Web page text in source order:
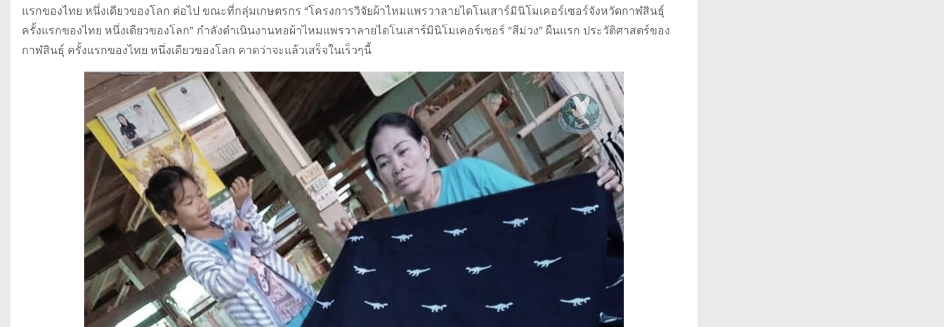
แรกของไทย หนึ่งเดียวของโลก ต่อไป ขณะที่กลุ่มเกษตรกร “โครงการวิจัยผ้าไหมแพรวาลายไดโนเสาร์มินิโมเคอร์เซอร์จังหวัดกาฬสินธุ์
ครั้งแรกของไทย หนึ่งเดียวของโลก” กำลังดำเนินงานทอผ้าไหมแพรวาลายไดโนเสาร์มินิโมเคอร์เซอร์ “สีม่วง” ผืนแรก ประวัติศาสตร์ของ
กาฬสินธุ์ ครั้งแรกของไทย หนึ่งเดียวของโลก คาดว่าจะแล้วเสร็จในเร็วๆนี้